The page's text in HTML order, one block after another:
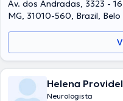
Av. dos Andradas, 3323 -
MG, 31010-560, Brazil,
Helena
Neurologista